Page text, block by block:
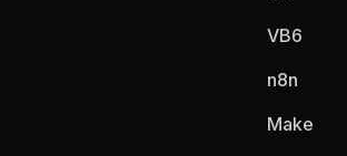
VB6
n8n
Make